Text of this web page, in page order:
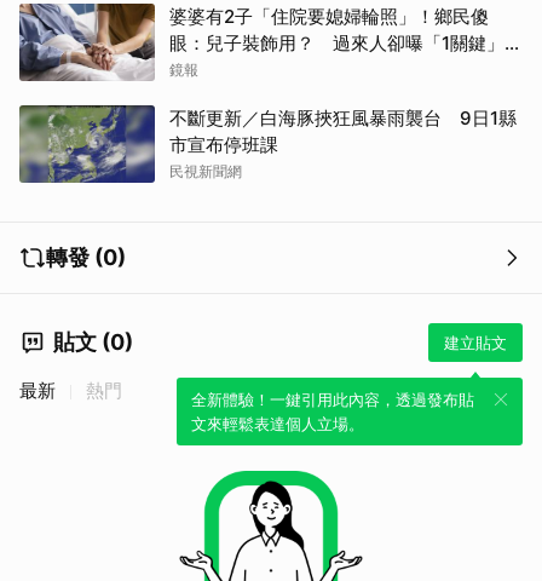
婆婆有2子「住院要媳婦輪照」！鄉民傻
眼：兒子裝飾用？ 過來人卻曝「1關鍵」才
做決定
鏡報
不斷更新／白海豚挾狂風暴雨襲台 9日1縣
市宣布停班課
民視新聞網
轉發 (0)
貼文 (0) 建立貼文
全新體驗！一鍵引用此內容，透過發布貼
文來輕鬆表達個人立場。
最新 熱門